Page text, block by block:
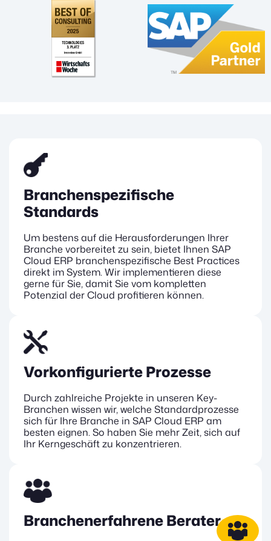
Branchenspezifische
Standards
Um bestens auf die Herausforderungen Ihrer
Branche vorbereitet zu sein, bietet Ihnen SAP
Cloud ERP branchenspezifische Best Practices
direkt im System. Wir implementieren diese
gerne für Sie, damit Sie vom kompletten
Potenzial der Cloud profitieren können.
Vorkonfigurierte Prozesse
Durch zahlreiche Projekte in unseren Key-
Branchen wissen wir, welche Standardprozesse
sich für Ihre Branche in SAP Cloud ERP am
besten eignen. So haben Sie mehr Zeit, sich auf
Ihr Kerngeschäft zu konzentrieren.
Branchenerfahrene Berater